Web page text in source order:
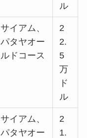
ル
サイアム、
パタヤオー
ルドコース
2
2.
5
万
ド
ル
サイアム、
パタヤオー
2
1.